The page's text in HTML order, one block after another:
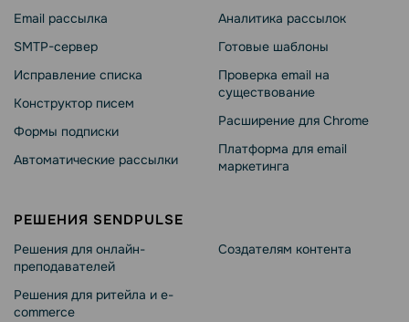
Email рассылка
SMTP-сервер
Исправление списка
Конструктор писем
Формы подписки
Автоматические рассылки
Аналитика рассылок
Готовые шаблоны
Проверка email на
существование
Расширение для Chrome
Платформа для email
маркетинга
РЕШЕНИЯ SENDPULSE
Решения для онлайн-
преподавателей
Решения для ритейла и e-
commerce
Создателям контента